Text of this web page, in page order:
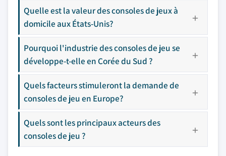
Quelle est la valeur des consoles de jeux à
domicile aux États-Unis?
Pourquoi l'industrie des consoles de jeu se
développe-t-elle en Corée du Sud ?
Quels facteurs stimuleront la demande de
consoles de jeu en Europe?
Quels sont les principaux acteurs des
consoles de jeu ?